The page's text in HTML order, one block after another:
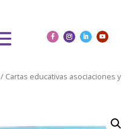
/ Cartas educativas asociaciones y